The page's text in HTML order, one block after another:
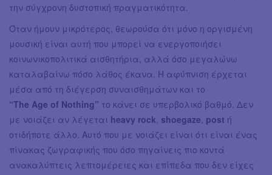
την σύγχρονη δυστοπική πραγματικότητα.
Όταν ήμουν μικρότερος, θεωρούσα ότι μόνο η οργισμένη
μουσική είναι αυτή που μπορεί να ενεργοποιήσει
κοινωνικοπολιτικά αισθητήρια, αλλά όσο μεγαλώνω
καταλαβαίνω πόσο λάθος έκανα. Η αφύπνιση έρχεται
μέσα από τη διέγερση συναισθημάτων και το
“The Age of Nothing” το κάνει σε υπερβολικό βαθμό. Δεν
με νοιάζει αν λέγεται heavy rock shoegaze post ή
οτιδήποτε άλλο. Αυτό που με νοιάζει είναι ότι είναι ένας
πίνακας ζωγραφικής που όσο πηγαίνεις πιο κοντά
ανακαλύπτεις λεπτομέρειες και επίπεδα που δεν είχες